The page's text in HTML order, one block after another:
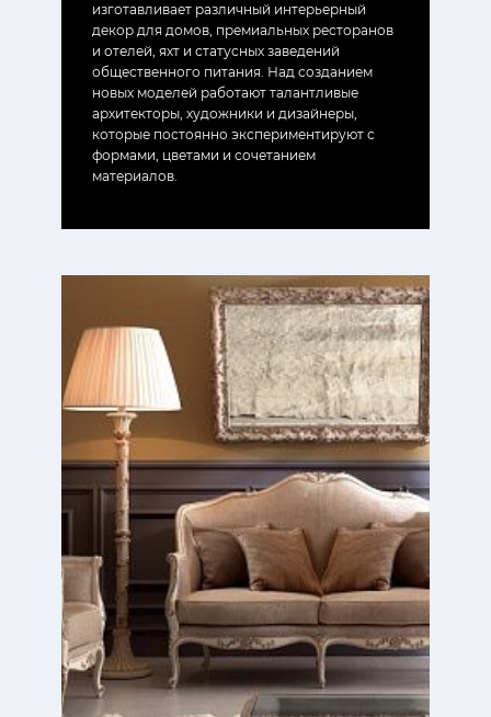
изготавливает различный интерьерный
декор для домов, премиальных ресторанов
и отелей, яхт и статусных заведений
общественного питания. Над созданием
новых моделей работают талантливые
архитекторы, художники и дизайнеры,
которые постоянно экспериментируют с
формами, цветами и сочетанием
материалов.